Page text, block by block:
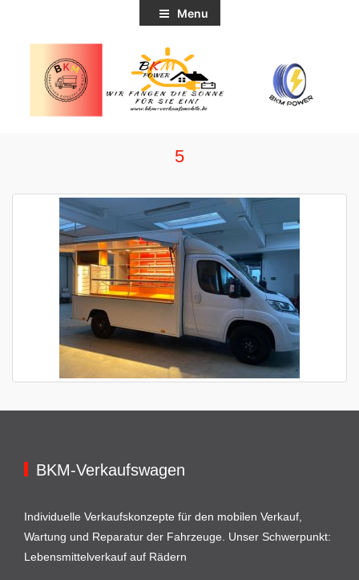
Menu
5
BKM-Verkaufswagen
Individuelle Verkaufskonzepte für den mobilen Verkauf,
Wartung und Reparatur der Fahrzeuge. Unser Schwerpunkt:
Lebensmittelverkauf auf Rädern